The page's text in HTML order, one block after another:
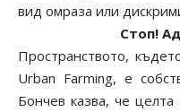
вид омраза или
Стоп!
Пространството,
Urban Farming, е
Бончев казва, че